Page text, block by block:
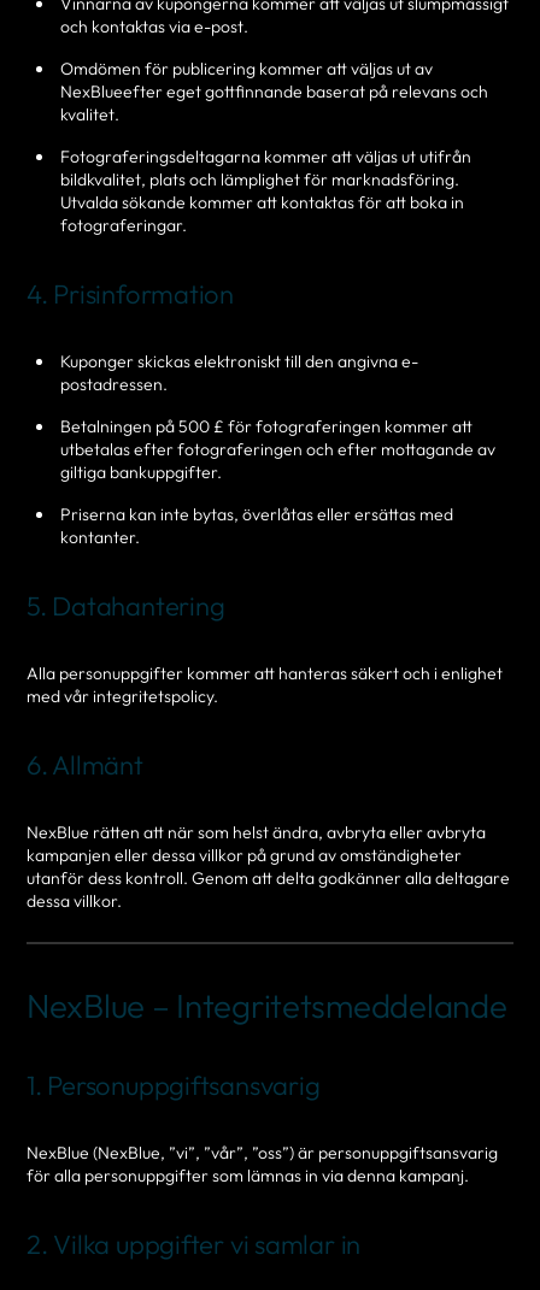
och kontaktas via e-post.
Omdömen för publicering kommer att väljas ut av
NexBlueefter eget gottfinnande baserat på relevans och
kvalitet.
Fotograferingsdeltagarna kommer att väljas ut utifrån
bildkvalitet, plats och lämplighet för marknadsföring.
Utvalda sökande kommer att kontaktas för att boka in
fotograferingar.
4. Prisinformation
Kuponger skickas elektroniskt till den angivna e-
postadressen.
Betalningen på 500 £ för fotograferingen kommer att
utbetalas efter fotograferingen och efter mottagande av
giltiga bankuppgifter.
Priserna kan inte bytas, överlåtas eller ersättas med
kontanter.
5. Datahantering
Alla personuppgifter kommer att hanteras säkert och i enlighet
med vår integritetspolicy.
6. Allmänt
NexBlue rätten att när som helst ändra, avbryta eller avbryta
kampanjen eller dessa villkor på grund av omständigheter
utanför dess kontroll. Genom att delta godkänner alla deltagare
dessa villkor.
NexBlue – Integritetsmeddelande
1. Personuppgiftsansvarig
NexBlue (NexBlue, ”vi”, ”vår”, ”oss”) är personuppgiftsansvarig
för alla personuppgifter som lämnas in via denna kampanj.
2. Vilka uppgifter vi samlar in